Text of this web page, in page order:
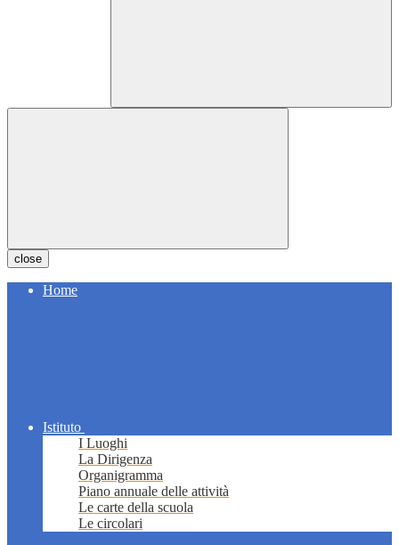
close
Home
Istituto
I Luoghi
La Dirigenza
Organigramma
Piano annuale delle attività
Le carte della scuola
Le circolari